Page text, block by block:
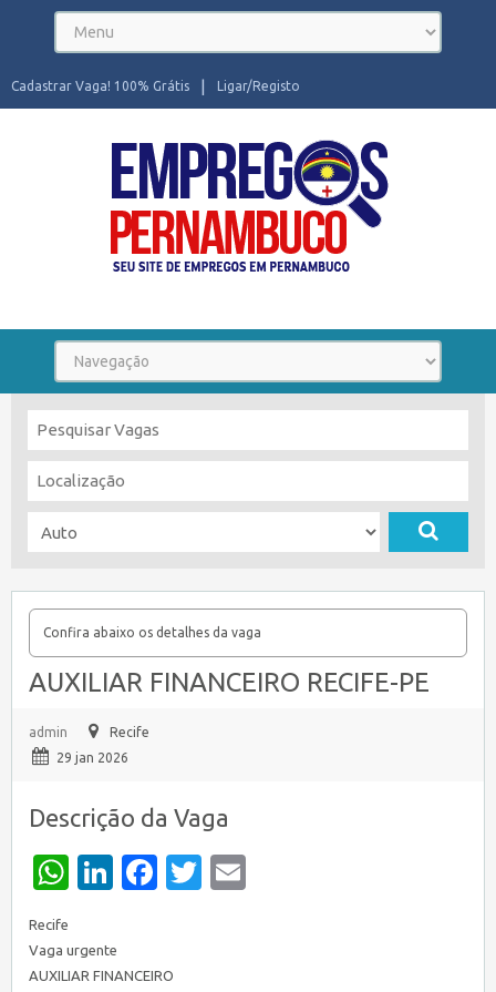
Ligar/Registo
Cadastrar Vaga! 100% Grátis
Confira abaixo os detalhes da vaga
AUXILIAR FINANCEIRO RECIFE-PE
admin
Recife
29 jan 2026
Descrição da Vaga
WhatsApp
LinkedIn
Facebook
Twitter
Recife
Vaga urgente
AUXILIAR FINANCEIRO